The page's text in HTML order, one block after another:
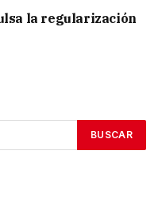
la regularización